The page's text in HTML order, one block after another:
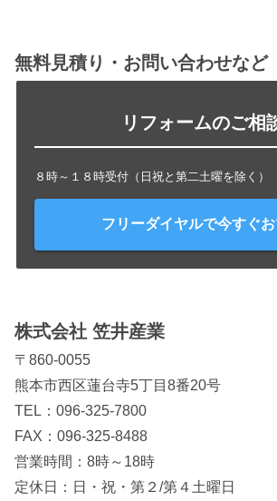
無料見積り・お問い合わせなど
リフォームのご相
８時～１８時受付（日祝と第二土曜を除く）
フリーダイヤルで今すぐ
株式会社 笠井産業
〒860-0055
熊本市西区蓮台寺5丁目8番20号
TEL： 096-325-7800
FAX：096-325-8488
営業時間：8時～18時
定休日：日・祝・第２/第４土曜日